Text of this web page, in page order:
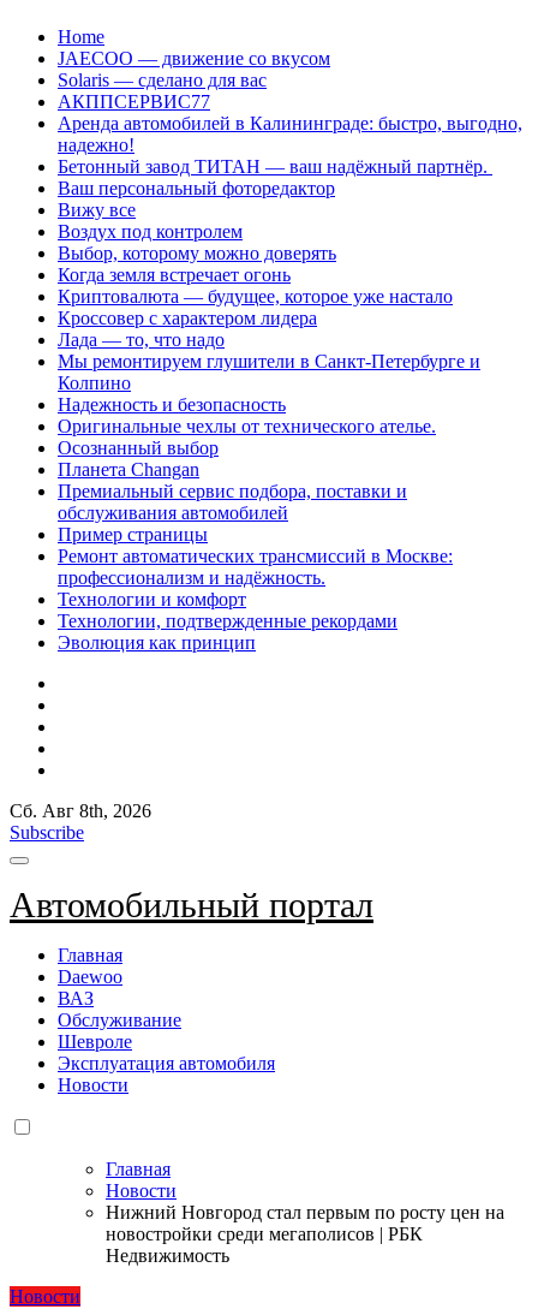
Перейти
содержанию
Home
JAECOO — движение со вкусом
Solaris — сделано для вас
АКППСЕРВИС77
Аренда автомобилей в Калининграде: быстро, выгодно,
надежно!
Бетонный завод ТИТАН — ваш надёжный партнёр.
Ваш персональный фоторедактор
Вижу все
Воздух под контролем
Выбор, которому можно доверять
Когда земля встречает огонь
Криптовалюта — будущее, которое уже настало
Кроссовер с характером лидера
Лада — то, что надо
Мы ремонтируем глушители в Санкт-Петербурге и
Колпино
Надежность и безопасность
Оригинальные чехлы от технического ателье.
Осознанный выбор
Планета Changan
Премиальный сервис подбора, поставки и
обслуживания автомобилей
Пример страницы
Ремонт автоматических трансмиссий в Москве:
профессионализм и надёжность.
Технологии и комфорт
Технологии, подтвержденные рекордами
Эволюция как принцип
Сб. Авг 8th, 2026
Subscribe
Автомобильный портал
Главная
Daewoo
ВАЗ
Обслуживание
Шевроле
Эксплуатация автомобиля
Новости
Главная
Новости
Нижний Новгород стал первым по росту цен на
новостройки среди мегаполисов | РБК
Недвижимость
Новости